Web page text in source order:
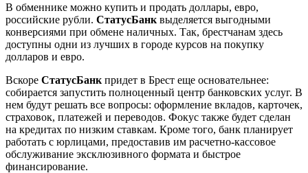
В обменнике можно купить и продать доллары, евро,
российские рубли. СтатусБанк выделяется выгодными
конверсиями при обмене наличных. Так, брестчанам здесь
доступны одни из лучших в городе курсов на покупку
долларов и евро.
Вскоре СтатусБанк придет в Брест еще основательнее:
собирается запустить полноценный центр банковских услуг. В
нем будут решать все вопросы: оформление вкладов, карточек,
страховок, платежей и переводов. Фокус также будет сделан
на кредитах по низким ставкам. Кроме того, банк планирует
работать с юрлицами, предоставив им расчетно-кассовое
обслуживание эксклюзивного формата и быстрое
финансирование.